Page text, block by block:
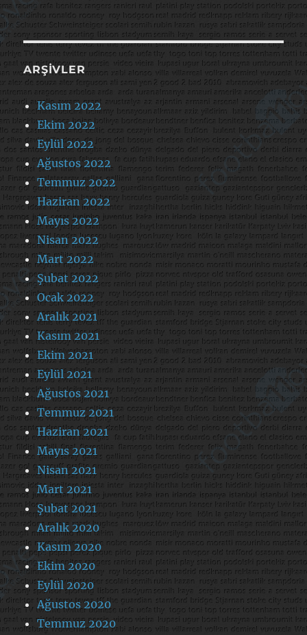
ARŞIVLER
Kasım 2022
Ekim 2022
Eylül 2022
Ağustos 2022
Temmuz 2022
Haziran 2022
Mayıs 2022
Nisan 2022
Mart 2022
Şubat 2022
Ocak 2022
Aralık 2021
Kasım 2021
Ekim 2021
Eylül 2021
Ağustos 2021
Temmuz 2021
Haziran 2021
Mayıs 2021
Nisan 2021
Mart 2021
Şubat 2021
Aralık 2020
Kasım 2020
Ekim 2020
Eylül 2020
Ağustos 2020
Temmuz 2020